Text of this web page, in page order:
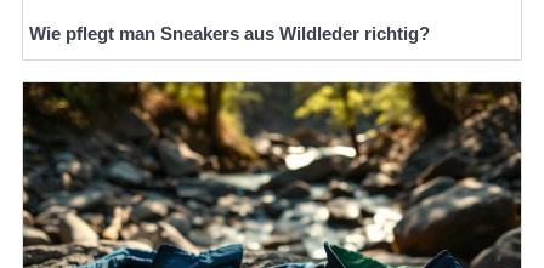
Wie pflegt man Sneakers aus Wildleder richtig?